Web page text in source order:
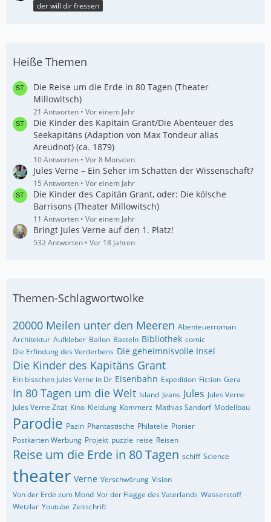
der will dir fressen
Heiße Themen
Die Reise um die Erde in 80 Tagen (Theater
Millowitsch)
21 Antworten Vor einem Jahr
Die Kinder des Kapitain Grant/Die Abenteuer des
Seekapitäns (Adaption von Max Tondeur alias
Areudnot) (ca. 1879)
10 Antworten Vor 8 Monaten
Jules Verne – Ein Seher im Schatten der Wissenschaft?
15 Antworten Vor einem Jahr
Die Kinder des Capitän Grant, oder: Die kölsche
Barrisons (Theater Millowitsch)
11 Antworten Vor einem Jahr
Bringt Jules Verne auf den 1. Platz!
532 Antworten Vor 18 Jahren
Themen-Schlagwortwolke
20000 Meilen unter den Meeren Abenteuerroman
Architektur Aufkleber Ballon Basteln Bibliothek comic
Die Erfindung des Verderbens Die geheimnisvolle Insel
Die Kinder des Kapitäns Grant
Ein bisschen Jules Verne in Dr Eisenbahn Expedition Fiction Gera
In 80 Tagen um die Welt Island Jeans Jules Jules Verne
Jules Verne Zitat Kino Kleidung Kommerz Mathias Sandorf Modellbau
Parodie Pazin Phantastische Philatelie Pionier
Postkarten Werbung Projekt puzzle reise Reisen
Reise um die Erde in 80 Tagen schiff Science
theater Verne Verschwörung Vision
Von der Erde zum Mond Vor der Flagge des Vaterlands Wasserstoff
Wetzlar Youtube Zeitschrift